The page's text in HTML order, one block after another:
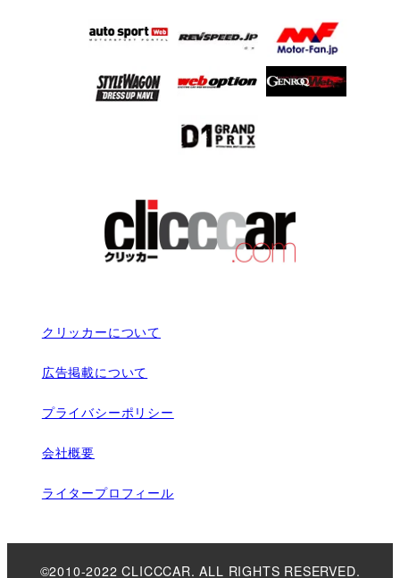
クリッカーについて
広告掲載について
プライバシーポリシー
会社概要
ライタープロフィール
©2010-2022 CLICCCAR. ALL RIGHTS RESERVED.